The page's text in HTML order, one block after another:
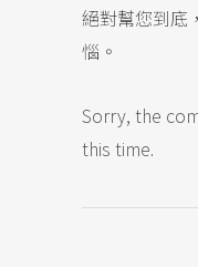
絕對幫您到底
惱。
Sorry, the
this time.